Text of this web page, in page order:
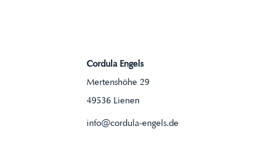
Cordula Engels
Mertenshöhe 29
49536 Lienen
info@cordula-engels.de